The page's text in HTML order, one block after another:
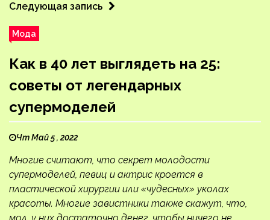
Следующая запись
Мода
Как в 40 лет выглядеть на 25:
советы от легендарных
супермоделей
Чт Май 5 , 2022
Многие считают, что секрет молодости
супермоделей, певиц и актрис кроется в
пластической хирургии или «чудесных» уколах
красоты. Многие завистники также скажут, что,